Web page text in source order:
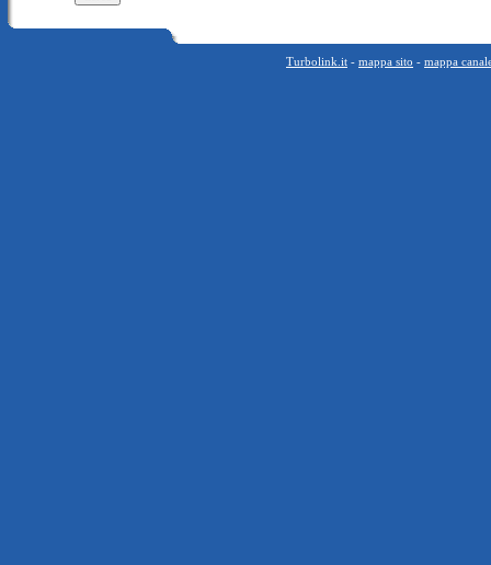
Turbolink.it - mappa sito - mappa